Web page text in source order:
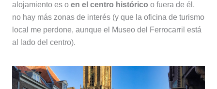
alojamiento es o en el centro histórico o fuera de él,
no hay más zonas de interés (y que la oficina de turismo
local me perdone, aunque el Museo del Ferrocarril está
al lado del centro).